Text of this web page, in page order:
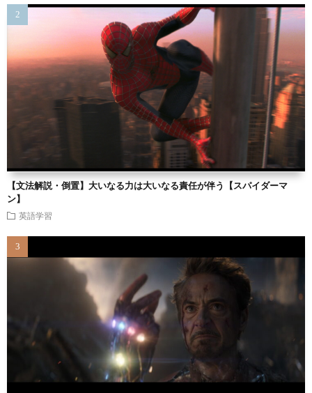
【文法解説・倒置】大いなる力は大いなる責任が伴う【スパイダーマ
ン】
英語学習